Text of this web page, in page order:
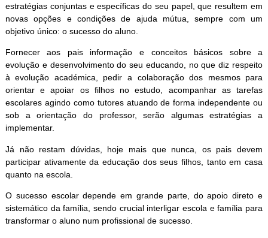
estratégias conjuntas e específicas do seu papel, que resultem em
novas opções e condições de ajuda mútua, sempre com um
objetivo único: o sucesso do aluno.
Fornecer aos pais informação e conceitos básicos sobre a
evolução e desenvolvimento do seu educando, no que diz respeito
à evolução académica, pedir a colaboração dos mesmos para
orientar e apoiar os filhos no estudo, acompanhar as tarefas
escolares agindo como tutores atuando de forma independente ou
sob a orientação do professor, serão algumas estratégias a
implementar.
Já não restam dúvidas, hoje mais que nunca, os pais devem
participar ativamente da educação dos seus filhos, tanto em casa
quanto na escola.
O sucesso escolar depende em grande parte, do apoio direto e
sistemático da família, sendo crucial interligar escola e família para
transformar o aluno num profissional de sucesso.